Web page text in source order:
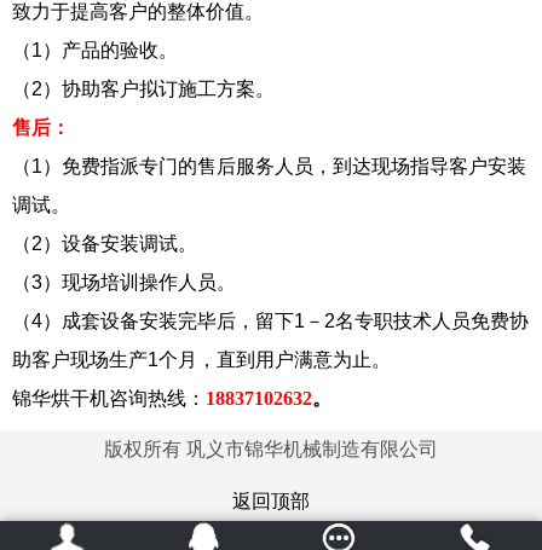
致力于提高客户的整体价值。
（1）产品的验收。
（2）协助客户拟订施工方案。
售后：
（1）免费指派专门的售后服务人员，到达现场指导客户安装
调试。
（2）设备安装调试。
（3）现场培训操作人员。
（4）成套设备安装完毕后，留下1－2名专职技术人员免费协
助客户现场生产1个月，直到用户满意为止。
锦华烘干机咨询热线： 18837102632。
版权所有 巩义市锦华机械制造有限公司
返回顶部